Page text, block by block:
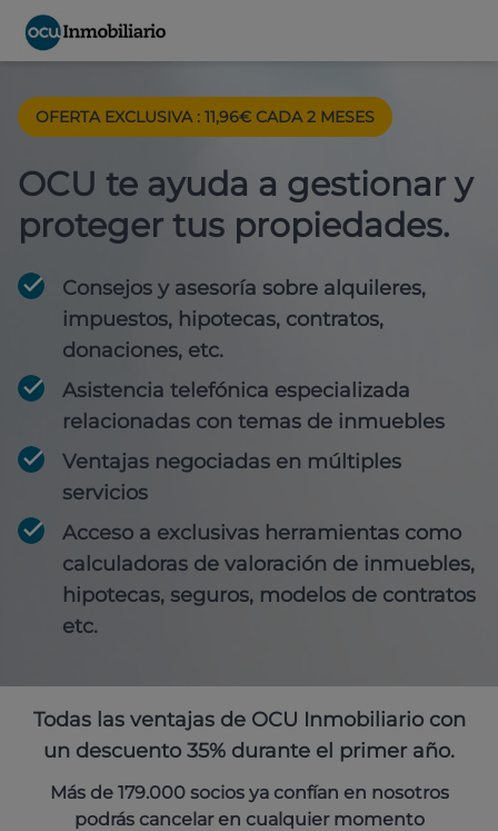
OFERTA EXCLUSIVA : 11,96€ CADA 2 MESES
OCU te ayuda a gestionar y
proteger tus propiedades.
Consejos y asesoría sobre alquileres,
impuestos, hipotecas, contratos,
donaciones, etc.
Asistencia telefónica especializada
relacionadas con temas de inmuebles
Ventajas negociadas en múltiples
servicios
Acceso a exclusivas herramientas como
calculadoras de valoración de inmuebles,
hipotecas, seguros, modelos de contratos
etc.
Todas las ventajas de OCU Inmobiliario con
un descuento 35% durante el primer año.
Más de 179.000 socios ya confían en nosotros
podrás cancelar en cualquier momento